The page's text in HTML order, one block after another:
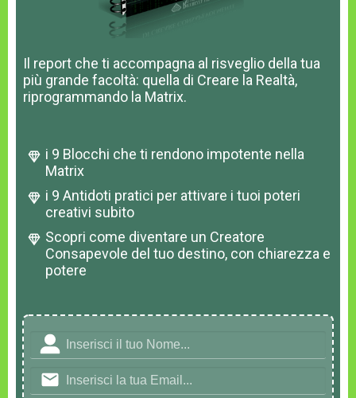
Il report che ti accompagna al risveglio della tua
più grande facoltà: quella di Creare la Realtà,
riprogrammando la Matrix.
i 9 Blocchi che ti rendono impotente nella
Matrix
i 9 Antidoti pratici per attivare i tuoi poteri
creativi subito
Scopri come diventare un Creatore
Consapevole del tuo destino, con chiarezza e
potere